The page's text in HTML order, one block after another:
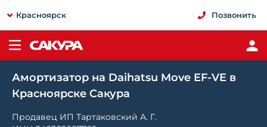
Красноярск Позвонить
Амортизатор на Daihatsu Move EF-VE в
Красноярске Сакура
Продавец ИП Тартаковский А. Г.